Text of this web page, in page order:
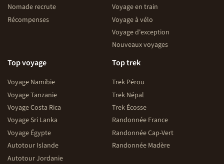
Nomade recrute
Récompenses
Voyage en train
Voyage à vélo
Voyage d'exception
Nouveaux voyages
Top voyage
Voyage Namibie
Voyage Tanzanie
Voyage Costa Rica
Voyage Sri Lanka
Voyage Égypte
Autotour Islande
Autotour Jordanie
Top trek
Trek Pérou
Trek Népal
Trek Écosse
Randonnée France
Randonnée Cap-Vert
Randonnée Madère